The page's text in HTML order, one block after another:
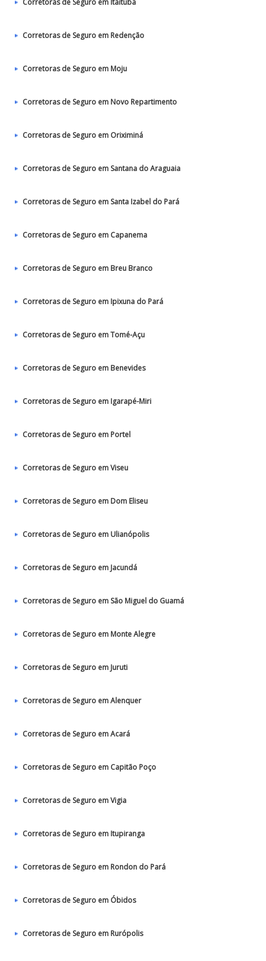
Corretoras de Seguro em Itaituba
Corretoras de Seguro em Redenção
Corretoras de Seguro em Moju
Corretoras de Seguro em Novo Repartimento
Corretoras de Seguro em Oriximiná
Corretoras de Seguro em Santana do Araguaia
Corretoras de Seguro em Santa Izabel do Pará
Corretoras de Seguro em Capanema
Corretoras de Seguro em Breu Branco
Corretoras de Seguro em Ipixuna do Pará
Corretoras de Seguro em Tomé-Açu
Corretoras de Seguro em Benevides
Corretoras de Seguro em Igarapé-Miri
Corretoras de Seguro em Portel
Corretoras de Seguro em Viseu
Corretoras de Seguro em Dom Eliseu
Corretoras de Seguro em Ulianópolis
Corretoras de Seguro em Jacundá
Corretoras de Seguro em São Miguel do Guamá
Corretoras de Seguro em Monte Alegre
Corretoras de Seguro em Juruti
Corretoras de Seguro em Alenquer
Corretoras de Seguro em Acará
Corretoras de Seguro em Capitão Poço
Corretoras de Seguro em Vigia
Corretoras de Seguro em Itupiranga
Corretoras de Seguro em Rondon do Pará
Corretoras de Seguro em Óbidos
Corretoras de Seguro em Rurópolis